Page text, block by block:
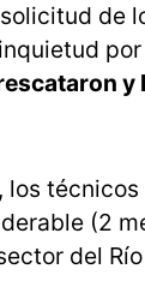
de
y
los
(2
del